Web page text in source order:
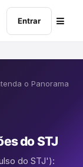
Entrar
o Panorama
do STJ
do STJ'):